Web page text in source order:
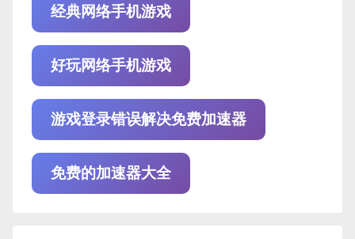
经典网络手机游戏
好玩网络手机游戏
游戏登录错误解决免费加速器
免费的加速器大全